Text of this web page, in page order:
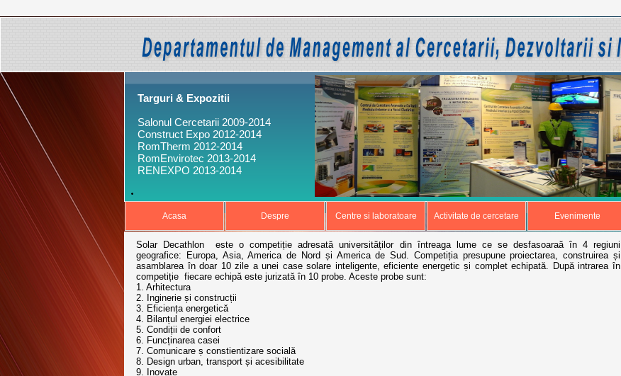
Solar Decathlon este o competiție adresată universităților din întreaga lume ce se desfasoaraă în 4 regiuni
geografice: Europa, Asia, America de Nord și America de Sud. Competiția presupune proiectarea, construirea și
asamblarea în doar 10 zile a unei case solare inteligente, eficiente energetic și complet echipată. După intrarea în
competiție fiecare echipă este jurizată în 10 probe. Aceste probe sunt:
1. Arhitectura
2. Inginerie și construcții
3. Eficiența energetică
4. Bilanțul energiei electrice
5. Condiții de confort
6. Funcținarea casei
7. Comunicare ș constientizare socială
8. Design urban, transport și acesibilitate
9. Inovațe
Targuri & Expozitii
Salonul Cercetarii 2009-2014
Construct Expo 2012-2014
RomTherm 2012-2014
RomEnvirotec 2013-2014
RENEXPO 2013-2014
Acasa Despre Centre si laboratoare Activitate de cercetare Evenimente